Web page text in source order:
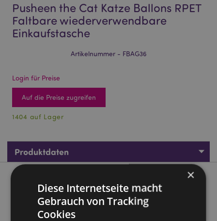
Pusheen the Cat Katze Ballons RPET
Faltbare wiederverwendbare
Einkaufstasche
Artikelnummer - FBAG36
Login für Preise
Auf die Preise zugreifen
1404 auf Lager
Produktdaten
Pusheen the Cat Katze Ballons RPET Faltbare
wiederverwendbare Einkaufstasche
×
Diese Internetseite macht
Gebrauch von Tracking
Cookies